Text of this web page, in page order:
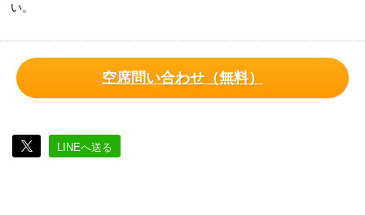
い。
空席問い合わせ（無料）
LINEへ送る